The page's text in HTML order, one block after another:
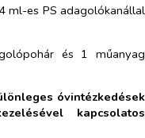
ml-es PS adagolókanállal
és 1 műanyag
óvintézkedések
kapcsolatos